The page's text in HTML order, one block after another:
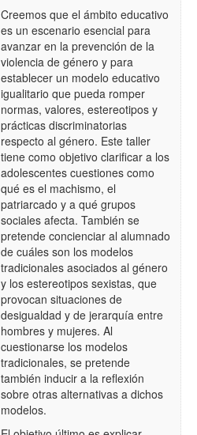
Creemos que el ámbito educativo
es un escenario esencial para
avanzar en la prevención de la
violencia de género y para
establecer un modelo educativo
igualitario que pueda romper
normas, valores, estereotipos y
prácticas discriminatorias
respecto al género. Este taller
tiene como objetivo clarificar a los
adolescentes cuestiones como
qué es el machismo, el
patriarcado y a qué grupos
sociales afecta. También se
pretende concienciar al alumnado
de cuáles son los modelos
tradicionales asociados al género
y los estereotipos sexistas, que
provocan situaciones de
desigualdad y de jerarquía entre
hombres y mujeres. Al
cuestionarse los modelos
tradicionales, se pretende
también inducir a la reflexión
sobre otras alternativas a dichos
modelos.